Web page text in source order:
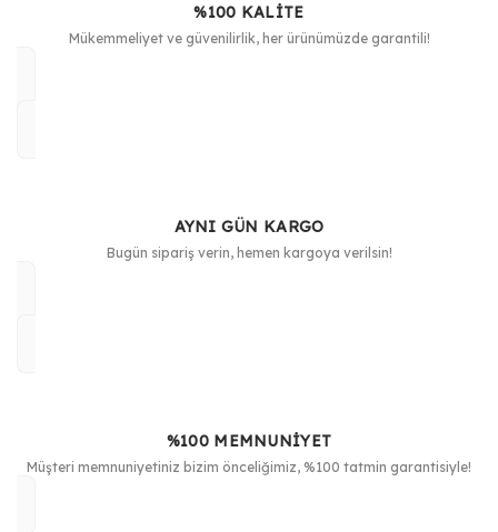
%100 KALİTE
Mükemmeliyet ve güvenilirlik, her ürünümüzde garantili!
AYNI GÜN KARGO
Bugün sipariş verin, hemen kargoya verilsin!
%100 MEMNUNİYET
Müşteri memnuniyetiniz bizim önceliğimiz, %100 tatmin garantisiyle!